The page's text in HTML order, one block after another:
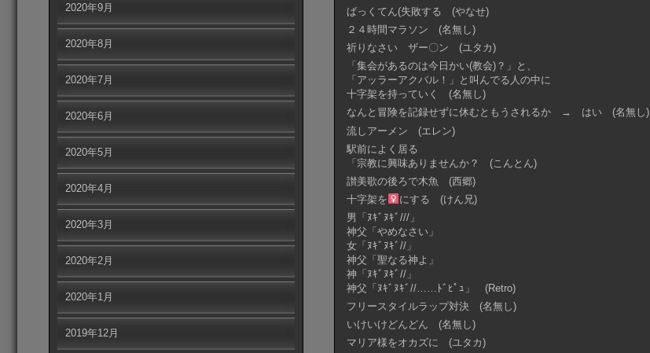
ばっくてん(失敗する (やなせ)
２４時間マラソン (名無し)
祈りなさい ザー〇ン (ユタカ)
「集会があるのは今日かい(教会)？」と、
「アッラーアクバル！」と叫んでる人の中に
十字架を持っていく (名無し)
なんと冒険を記録せずに休むともうされるか → はい (名無し)
流しアーメン (エレン)
駅前によく居る
「宗教に興味ありませんか？ (こんとん)
讃美歌の後ろで木魚 (西郷)
十字架を
にする (けん兄)
男「ﾇｷﾞﾇｷﾞ///」
神父「やめなさい」
女「ﾇｷﾞﾇｷﾞ//」
神父「聖なる神よ」
神「ﾇｷﾞﾇｷﾞ//」
神父「ﾇｷﾞﾇｷﾞ//……ﾄﾞﾋﾟｭ」 (Retro)
フリースタイルラップ対決 (名無し)
いけいけどんどん (名無し)
マリア様をオカズに (ユタカ)
2020年9月
2020年8月
2020年7月
2020年6月
2020年5月
2020年4月
2020年3月
2020年2月
2020年1月
2019年12月